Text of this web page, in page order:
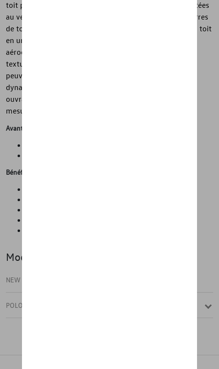
toit pratiques. Les barres de toit sont précisément adaptées
au véhicule et sont entièrement pré-assemblées. Les barres
de toit peuvent être fixées de manière sûre et précise au toit
en un rien de temps et sans aucun outil. Le profil
aérodynamique facile à installer présente une surface
texturée et minimise le bruit du vent. Les barres de toit
peuvent être verrouillées pour éviter le vol. Une clé
dynamométrique est incluse. Veuillez noter que le toit
ouvrant panoramique ne peut être utilisé que dans une
mesure limitée lorsque les barres de toit sont montées.
Avantages
Bénéfices
Modèle(s)
NEW POLO
POLO